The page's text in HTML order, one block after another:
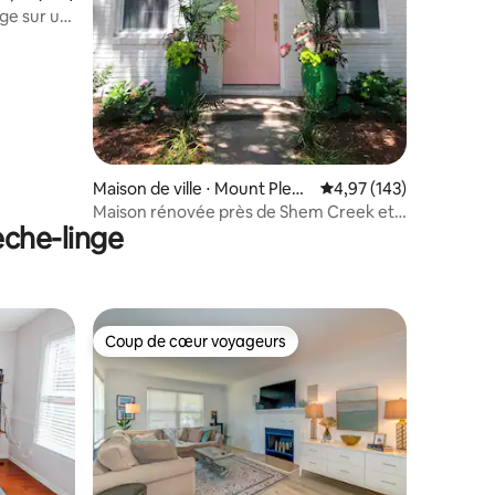
sur un
Maison de ville ⋅ Mount Pleas
ant
Évaluation moyenne
4,97 (143)
Maison rénovée près de Shem Creek et
de Sullivan's Island
linge
Coup de cœur voyageurs
Coup de cœur voyageurs